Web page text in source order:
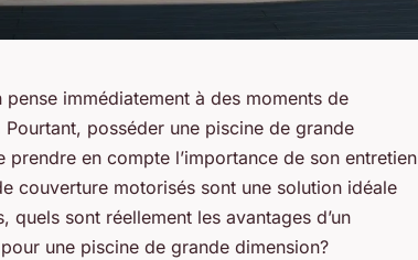
immédiatement à des moments de
posséder une piscine de grande
prendre en compte l’importance de son entretien
couverture motorisés sont une solution idéale
sont réellement les avantages d’un
une piscine de grande dimension?